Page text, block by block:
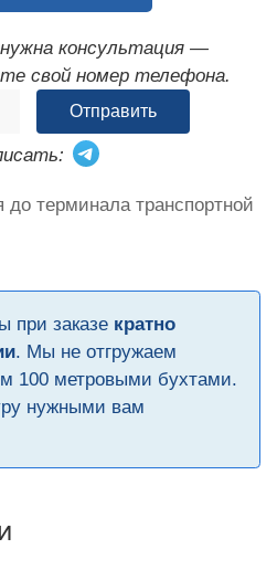
консультация —
свой номер телефона.
Отправить
до терминала транспортной
при заказе кратно
. Мы не отгружаем
100 метровыми бухтами.
нужными вам